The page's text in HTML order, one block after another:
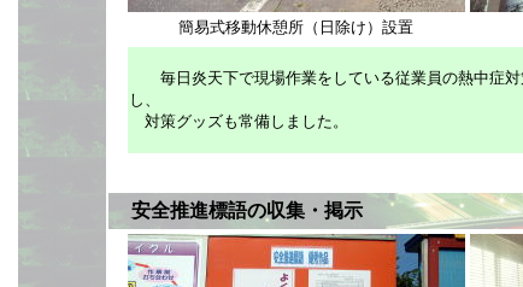
簡易式移動休憩所（日除け）設置
毎日炎天下で現場作業をしている従業員の熱中症対
し、
対策グッズも常備しました。
安全推進標語の収集・掲示